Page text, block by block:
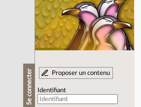
Se connecter Proposer un contenu
Identifiant